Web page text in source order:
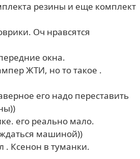
резины и еще комплект
Оч нравсятся
окна.
ЖТИ, но то такое .
его надо переставить
его реально мало.
машиной))
. Ксенон в туманки.